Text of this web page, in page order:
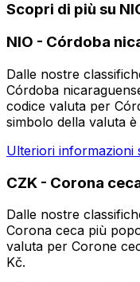
Scopri di più su
NIO - Córdoba
Dalle nostre
Córdoba
codice valuta per
simbolo della valuta è
Ulteriori informazioni
CZK - Corona
Dalle nostre
Corona ceca più
valuta per Corone
Kč.